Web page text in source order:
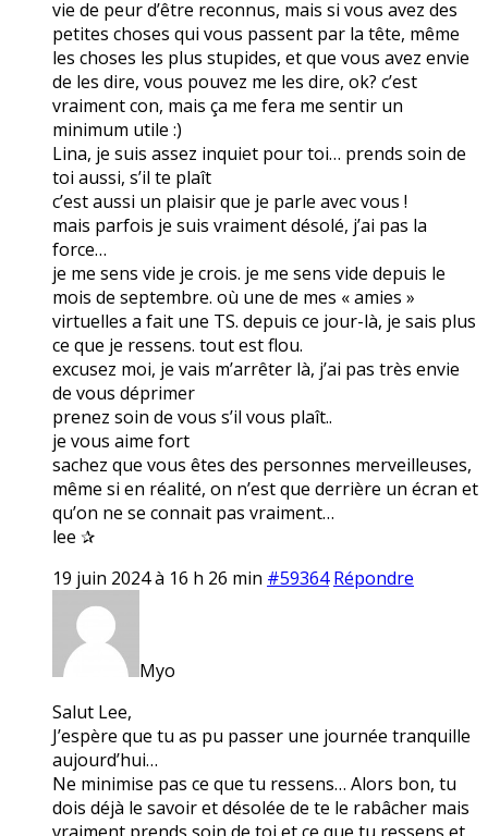
vie de peur d’être reconnus, mais si vous avez des
petites choses qui vous passent par la tête, même
les choses les plus stupides, et que vous avez envie
de les dire, vous pouvez me les dire, ok? c’est
vraiment con, mais ça me fera me sentir un
minimum utile :)
Lina, je suis assez inquiet pour toi… prends soin de
toi aussi, s’il te plaît
c’est aussi un plaisir que je parle avec vous !
mais parfois je suis vraiment désolé, j’ai pas la
force…
je me sens vide je crois. je me sens vide depuis le
mois de septembre. où une de mes « amies »
virtuelles a fait une TS. depuis ce jour-là, je sais plus
ce que je ressens. tout est flou.
excusez moi, je vais m’arrêter là, j’ai pas très envie
de vous déprimer
prenez soin de vous s’il vous plaît..
je vous aime fort
sachez que vous êtes des personnes merveilleuses,
même si en réalité, on n’est que derrière un écran et
qu’on ne se connait pas vraiment…
lee ✰
19 juin 2024 à 16 h 26 min #59364 Répondre
Myo
Salut Lee,
J’espère que tu as pu passer une journée tranquille
aujourd’hui…
Ne minimise pas ce que tu ressens… Alors bon, tu
dois déjà le savoir et désolée de te le rabâcher mais